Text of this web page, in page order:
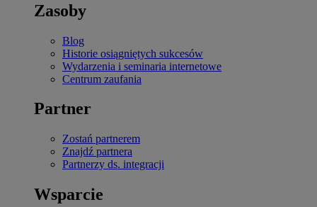
Zasoby
Blog
Historie osiągniętych sukcesów
Wydarzenia i seminaria internetowe
Centrum zaufania
Partner
Zostań partnerem
Znajdź partnera
Partnerzy ds. integracji
Wsparcie